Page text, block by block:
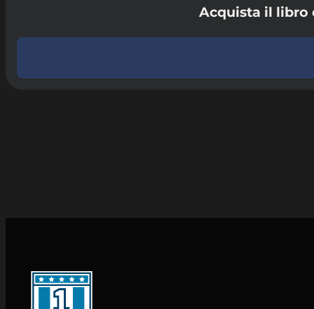
Acquista il libro